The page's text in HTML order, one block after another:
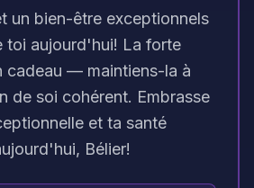
un bien-être exceptionnels
toi aujourd'hui! La forte
cadeau — maintiens-la à
de soi cohérent. Embrasse
et ta santé
Bélier!